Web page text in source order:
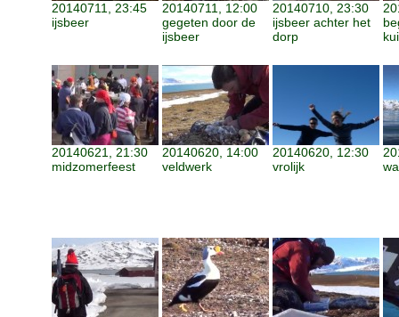
20140711, 23:45
ijsbeer
20140711, 12:00
gegeten door de
ijsbeer
20140710, 23:30
ijsbeer achter het
dorp
20140621, 21:30
midzomerfeest
20140620, 14:00
veldwerk
20140620, 12:30
vrolijk